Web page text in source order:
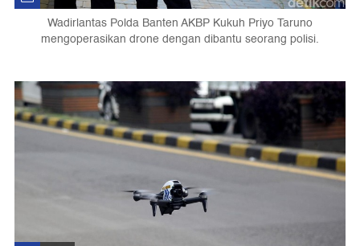
Wadirlantas Polda Banten AKBP Kukuh Priyo Taruno
mengoperasikan drone dengan dibantu seorang polisi.